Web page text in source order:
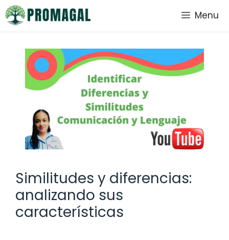
Saltar
al
Menu
Similitudes y diferencias:
analizando sus
características